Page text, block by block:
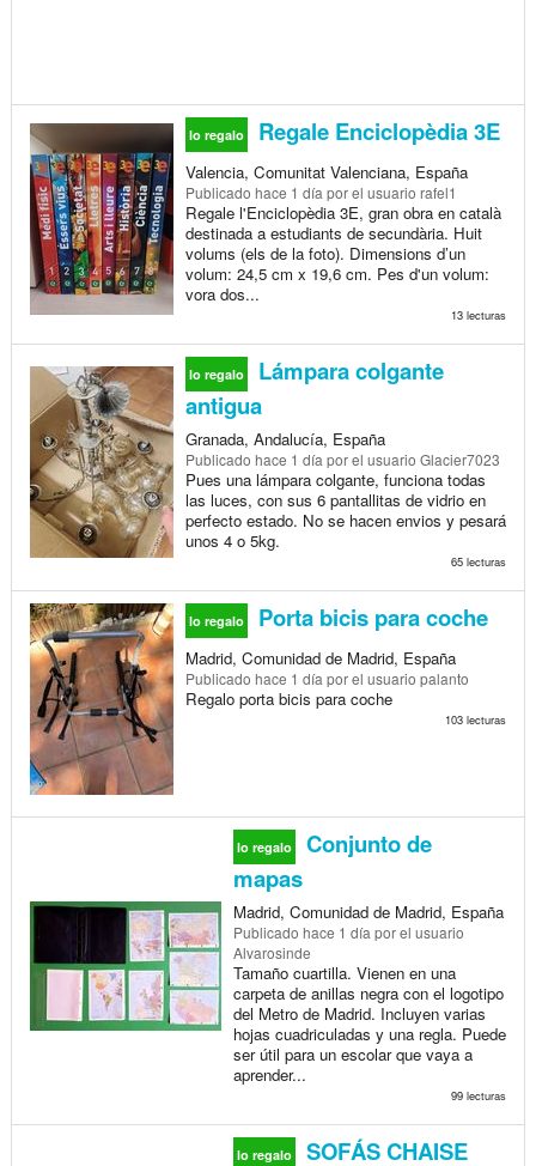
lo regalo Regale Enciclopèdia 3E
Valencia, Comunitat Valenciana, España
Publicado hace 1 día por el usuario rafel1
Regale l'Enciclopèdia 3E, gran obra en català
destinada a estudiants de secundària. Huit
volums (els de la foto). Dimensions d’un
volum: 24,5 cm x 19,6 cm. Pes d'un volum:
vora dos...
13 lecturas
lo regalo
Lámpara colgante
antigua
Granada, Andalucía, España
Publicado hace 1 día por el usuario Glacier7023
Pues una lámpara colgante, funciona todas
las luces, con sus 6 pantallitas de vidrio en
perfecto estado. No se hacen envios y pesará
unos 4 o 5kg.
65 lecturas
lo regalo Porta bicis para coche
Madrid, Comunidad de Madrid, España
Publicado hace 1 día por el usuario palanto
Regalo porta bicis para coche
103 lecturas
lo regalo
Conjunto de
mapas
Madrid, Comunidad de Madrid, España
Publicado hace 1 día por el usuario
Alvarosinde
Tamaño cuartilla. Vienen en una
carpeta de anillas negra con el logotipo
del Metro de Madrid. Incluyen varias
hojas cuadriculadas y una regla. Puede
ser útil para un escolar que vaya a
aprender...
99 lecturas
lo regalo SOFÁS CHAISE